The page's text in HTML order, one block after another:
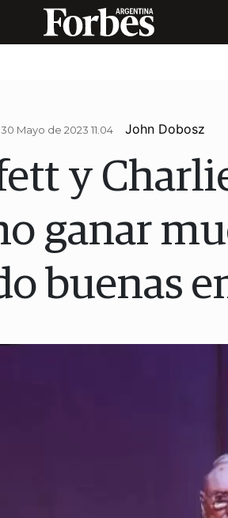
30 Mayo de 2023 11.04 John Dobosz
y
ganar
buenas